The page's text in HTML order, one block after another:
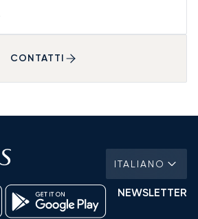
CONTATTI
ITALIANO
NEWSLETTER